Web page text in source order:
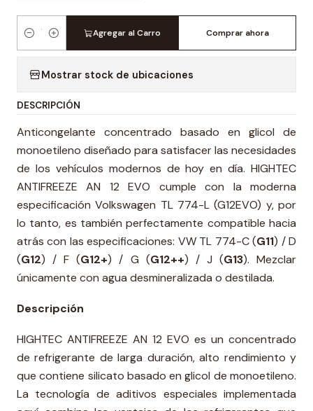
Cantidad
Agregar al Carro Comprar ahora
Mostrar stock de ubicaciones
DESCRIPCIÓN
Anticongelante concentrado basado en glicol de
monoetileno diseñado para satisfacer las necesidades
de los vehículos modernos de hoy en día. HIGHTEC
ANTIFREEZE AN 12 EVO cumple con la moderna
especificación Volkswagen TL 774-L (G12EVO) y, por
lo tanto, es también perfectamente compatible hacia
atrás con las especificaciones: VW TL 774-C (G11) / D
(G12) / F (G12+) / G (G12++) / J (G13). Mezclar
únicamente con agua desmineralizada o destilada.
Descripción
HIGHTEC ANTIFREEZE AN 12 EVO es un concentrado
de refrigerante de larga duración, alto rendimiento y
que contiene silicato basado en glicol de monoetileno.
La tecnología de aditivos especiales implementada